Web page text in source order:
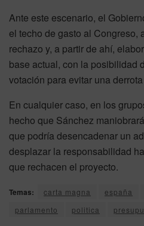
Ante este escenario, el
el techo de gasto al Congreso,
rechazo y, a partir de ahí,
base actual, con la posibilidad
votación para evitar una
En cualquier caso, en los
hecho que Sánchez
que podría desencadenar un
desplazar la responsabilidad
que rechacen el proyecto.
Temas: carta magna españa
parlamento
politica